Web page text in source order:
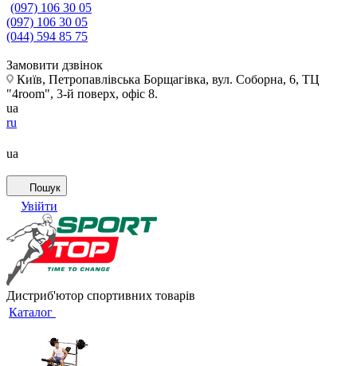
(097) 106 30 05
(097) 106 30 05
(044) 594 85 75
Замовити дзвінок
Київ, Петропавлівська Борщагівка, вул. Соборна, 6, ТЦ
"4room", 3-й поверх, офіс 8.
ua
ru
ua
Пошук
Увійти
Дистриб'ютор спортивних товарів
Каталог